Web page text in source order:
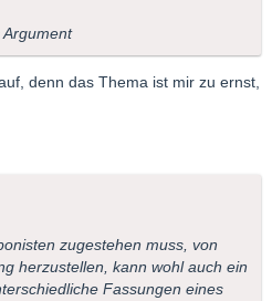
Argument
denn das Thema ist mir zu ernst,
zugestehen muss, von
herzustellen, kann wohl auch ein
Fassungen eines